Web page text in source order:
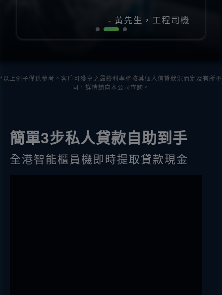
- 梁先生，IT人員
*以上例子僅供參考。客戶可獲享之最終利率將按其個人信貸狀況而定及有所不
同，詳情請向本公司查詢。
簡單3步私人貸款自助到手
全港智能櫃員機即時提取貸款現金